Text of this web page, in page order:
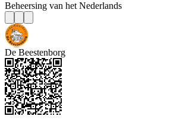
Beheersing van het Nederlands
De Beestenborg